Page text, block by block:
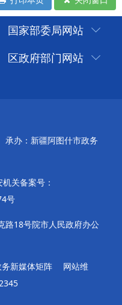
国家部委局网站
区政府部门网站
承办：新疆阿图什市政务
机关备案号：
号
路18号院市人民政府办公
新媒体矩阵
网站维